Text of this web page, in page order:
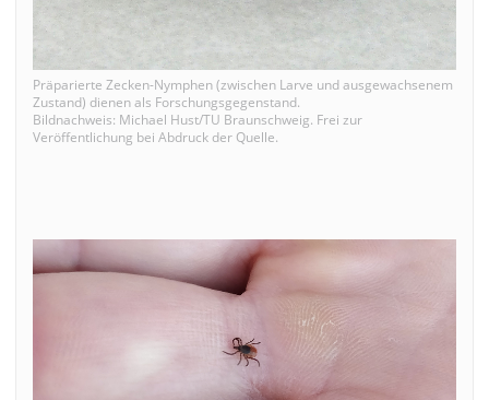
Präparierte Zecken-Nymphen (zwischen Larve und ausgewachsenem
Zustand) dienen als Forschungsgegenstand.
Bildnachweis: Michael Hust/TU Braunschweig. Frei zur
Veröffentlichung bei Abdruck der Quelle.